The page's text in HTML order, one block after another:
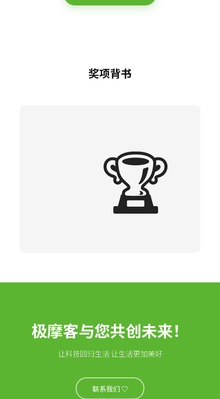
奖项背书
🏆
极摩客与您共创未来！
让科技回归生活 让生活更加美好
联系我们 ♡